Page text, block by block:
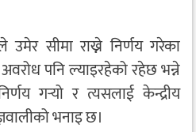
उमेर सीमा राख्ने निर्णय गरेका
पनि ल्याइरहेको रहेछ भन्ने
गर्‍यो र त्यसलाई केन्द्रीय
भनाइ छ।